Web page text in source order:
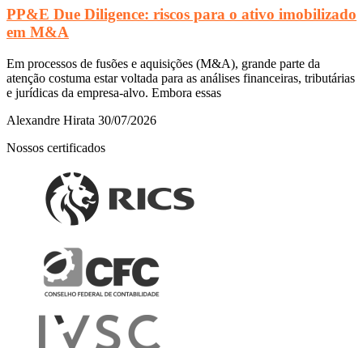
PP&E Due Diligence: riscos para o ativo imobilizado
em M&A
Em processos de fusões e aquisições (M&A), grande parte da
atenção costuma estar voltada para as análises financeiras, tributárias
e jurídicas da empresa-alvo. Embora essas
Alexandre Hirata 30/07/2026
Nossos certificados